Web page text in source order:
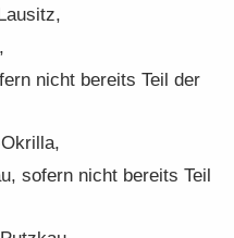
nicht be­reits Teil der
so­fern nicht be­reits Teil